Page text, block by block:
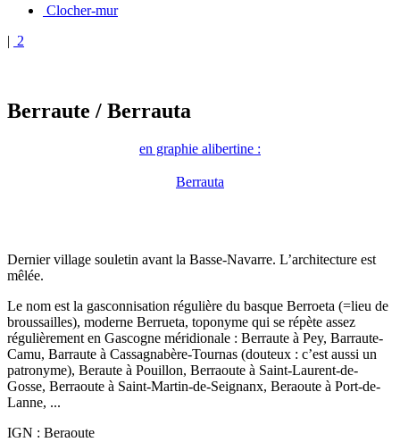
Clocher-mur
| 2
Berraute / Berrauta
en graphie alibertine :
Berrauta
Dernier village souletin avant la Basse-Navarre. L’architecture est
mêlée.
Le nom est la gasconnisation régulière du basque Berroeta (=lieu de
broussailles), moderne Berrueta, toponyme qui se répète assez
régulièrement en Gascogne méridionale : Berraute à Pey, Barraute-
Camu, Barraute à Cassagnabère-Tournas (douteux : c’est aussi un
patronyme), Beraute à Pouillon, Berraoute à Saint-Laurent-de-
Gosse, Berraoute à Saint-Martin-de-Seignanx, Beraoute à Port-de-
Lanne, ...
IGN : Beraoute